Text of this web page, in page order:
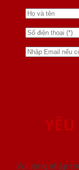
Vui lòng nhập